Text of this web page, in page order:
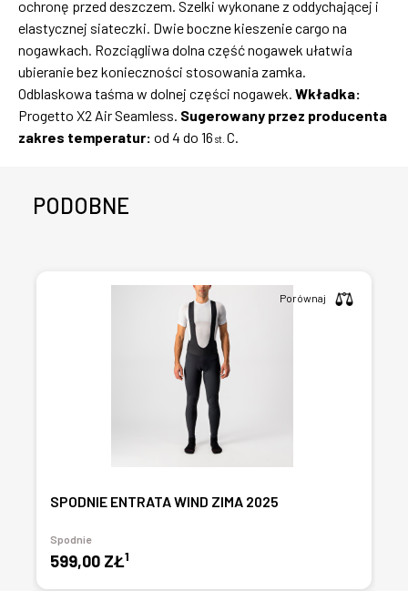
ochronę przed deszczem. Szelki wykonane z oddychającej i
elastycznej siateczki. Dwie boczne kieszenie cargo na
nogawkach. Rozciągliwa dolna część nogawek ułatwia
ubieranie bez konieczności stosowania zamka.
Odblaskowa taśma w dolnej części nogawek. Wkładka:
Progetto X2 Air Seamless. Sugerowany przez producenta
zakres temperatur: od 4 do 16 st. C.
PODOBNE
SPODNIE ENTRATA WIND ZIMA 2025
Spodnie
599,00 ZŁ1
Porównaj